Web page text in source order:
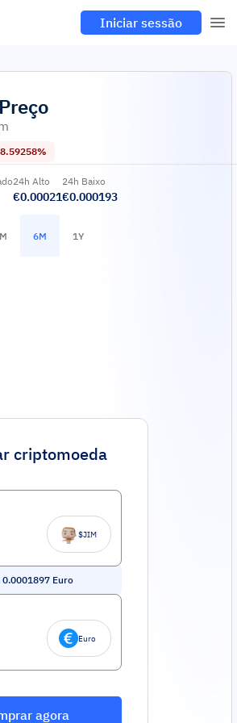
Iniciar sessão
Preço
24h Alto
€0.00021
24h Baixo
€0.000193
6M 1Y
criptomoeda
$JIM
0.0001897 Euro
Euro
agora